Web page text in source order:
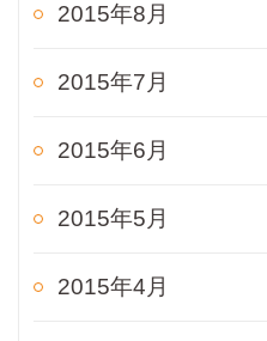
2015年8月
2015年7月
2015年6月
2015年5月
2015年4月